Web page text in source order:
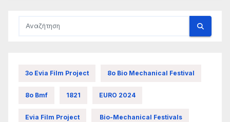
3ο Evia Film Project 8ο Bio Mechanical Festival
8ο Bmf 1821 EURO 2024
Evia Film Project Bio-Mechanical Festivals